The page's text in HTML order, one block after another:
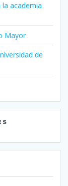
academia
Mayor
de